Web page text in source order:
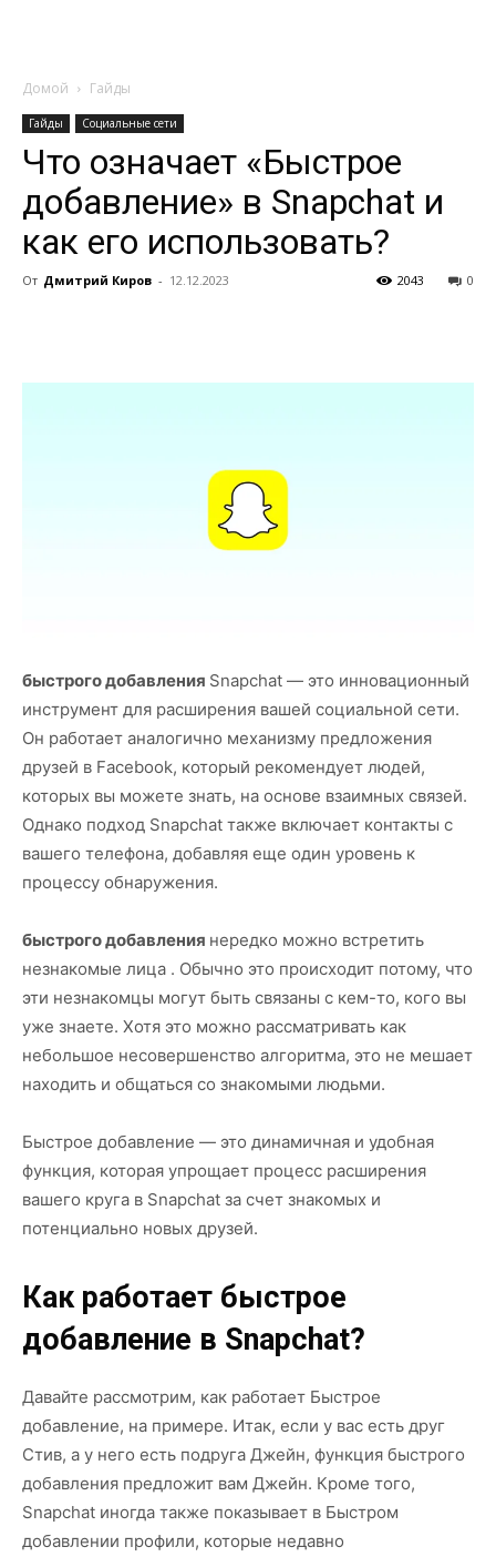
Домой Гайды
Гайды Социальные сети
Что означает «Быстрое
добавление» в Snapchat и
как его использовать?
От Дмитрий Киров - 12.12.2023 0
2043
быстрого добавления Snapchat — это инновационный
инструмент для расширения вашей социальной сети.
Он работает аналогично механизму предложения
друзей в Facebook, который рекомендует людей,
которых вы можете знать, на основе взаимных связей.
Однако подход Snapchat также включает контакты с
вашего телефона, добавляя еще один уровень к
процессу обнаружения.
быстрого добавления нередко можно встретить
незнакомые лица . Обычно это происходит потому, что
эти незнакомцы могут быть связаны с кем-то, кого вы
уже знаете. Хотя это можно рассматривать как
небольшое несовершенство алгоритма, это не мешает
находить и общаться со знакомыми людьми.
Быстрое добавление — это динамичная и удобная
функция, которая упрощает процесс расширения
вашего круга в Snapchat за счет знакомых и
потенциально новых друзей.
Как работает быстрое
добавление в Snapchat?
Давайте рассмотрим, как работает Быстрое
добавление, на примере. Итак, если у вас есть друг
Стив, а у него есть подруга Джейн, функция быстрого
добавления предложит вам Джейн. Кроме того,
Snapchat иногда также показывает в Быстром
добавлении профили, которые недавно